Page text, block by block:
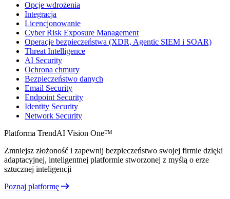
Opcje wdrożenia
Integracja
Licencjonowanie
Cyber Risk Exposure Management
Operacje bezpieczeństwa (XDR, Agentic SIEM i SOAR)
Threat Intelligence
AI Security
Ochrona chmury
Bezpieczeństwo danych
Email Security
Endpoint Security
Identity Security
Network Security
Platforma TrendAI Vision One™
Zmniejsz złożoność i zapewnij bezpieczeństwo swojej firmie dzięki
adaptacyjnej, inteligentnej platformie stworzonej z myślą o erze
sztucznej inteligencji
Poznaj platformę